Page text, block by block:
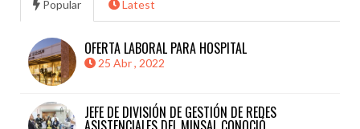
Popular Latest
OFERTA LABORAL PARA HOSPITAL
25 Abr , 2022
JEFE DE DIVISIÓN DE GESTIÓN DE REDES